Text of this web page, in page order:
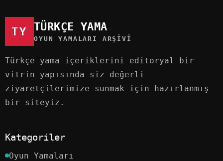
TY TÜRKÇE YAMA
OYUN YAMALARI ARŞIVI
Türkçe yama içeriklerini editoryal bir
vitrin yapısında siz değerli
ziyaretçilerimize sunmak için hazırlanmış
bir siteyiz.
Kategoriler
Oyun Yamaları